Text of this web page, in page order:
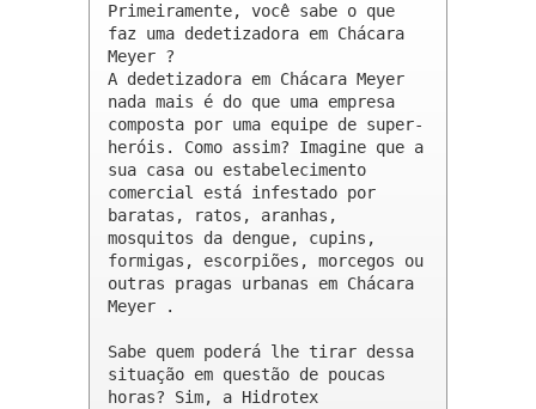
Primeiramente, você sabe o que
faz uma dedetizadora em Chácara
Meyer ?
A dedetizadora em Chácara Meyer
nada mais é do que uma empresa
composta por uma equipe de super-
heróis. Como assim? Imagine que a
sua casa ou estabelecimento
comercial está infestado por
baratas, ratos, aranhas,
mosquitos da dengue, cupins,
formigas, escorpiões, morcegos ou
outras pragas urbanas em Chácara
Meyer .
Sabe quem poderá lhe tirar dessa
situação em questão de poucas
horas? Sim, a Hidrotex